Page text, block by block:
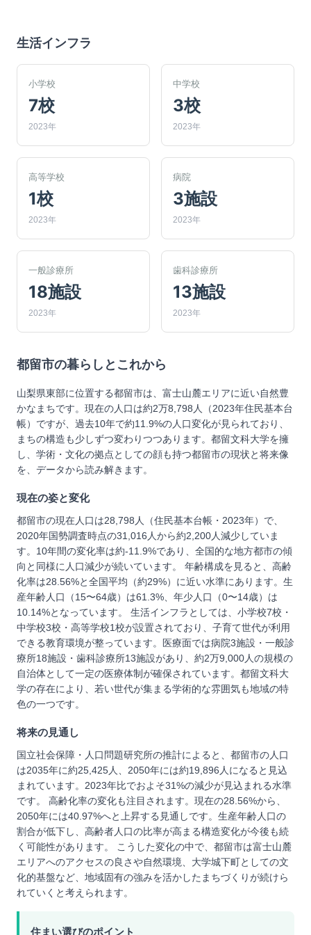
生活インフラ
小学校
7校
2023年
中学校
3校
2023年
高等学校
1校
2023年
病院
3施設
2023年
一般診療所
18施設
2023年
歯科診療所
13施設
2023年
都留市の暮らしとこれから
山梨県東部に位置する都留市は、富士山麓エリアに近い自然豊
かなまちです。現在の人口は約2万8,798人（2023年住民基本台
帳）ですが、過去10年で約11.9%の人口変化が見られており、
まちの構造も少しずつ変わりつつあります。都留文科大学を擁
し、学術・文化の拠点としての顔も持つ都留市の現状と将来像
を、データから読み解きます。
現在の姿と変化
都留市の現在人口は28,798人（住民基本台帳・2023年）で、
2020年国勢調査時点の31,016人から約2,200人減少していま
す。10年間の変化率は約-11.9%であり、全国的な地方都市の傾
向と同様に人口減少が続いています。 年齢構成を見ると、高齢
化率は28.56%と全国平均（約29%）に近い水準にあります。生
産年齢人口（15〜64歳）は61.3%、年少人口（0〜14歳）は
10.14%となっています。 生活インフラとしては、小学校7校・
中学校3校・高等学校1校が設置されており、子育て世代が利用
できる教育環境が整っています。医療面では病院3施設・一般診
療所18施設・歯科診療所13施設があり、約2万9,000人の規模の
自治体として一定の医療体制が確保されています。都留文科大
学の存在により、若い世代が集まる学術的な雰囲気も地域の特
色の一つです。
将来の見通し
国立社会保障・人口問題研究所の推計によると、都留市の人口
は2035年に約25,425人、2050年には約19,896人になると見込
まれています。2023年比でおよそ31%の減少が見込まれる水準
です。 高齢化率の変化も注目されます。現在の28.56%から、
2050年には40.97%へと上昇する見通しです。生産年齢人口の
割合が低下し、高齢者人口の比率が高まる構造変化が今後も続
く可能性があります。 こうした変化の中で、都留市は富士山麓
エリアへのアクセスの良さや自然環境、大学城下町としての文
化的基盤など、地域固有の強みを活かしたまちづくりが続けら
れていくと考えられます。
住まい選びのポイント